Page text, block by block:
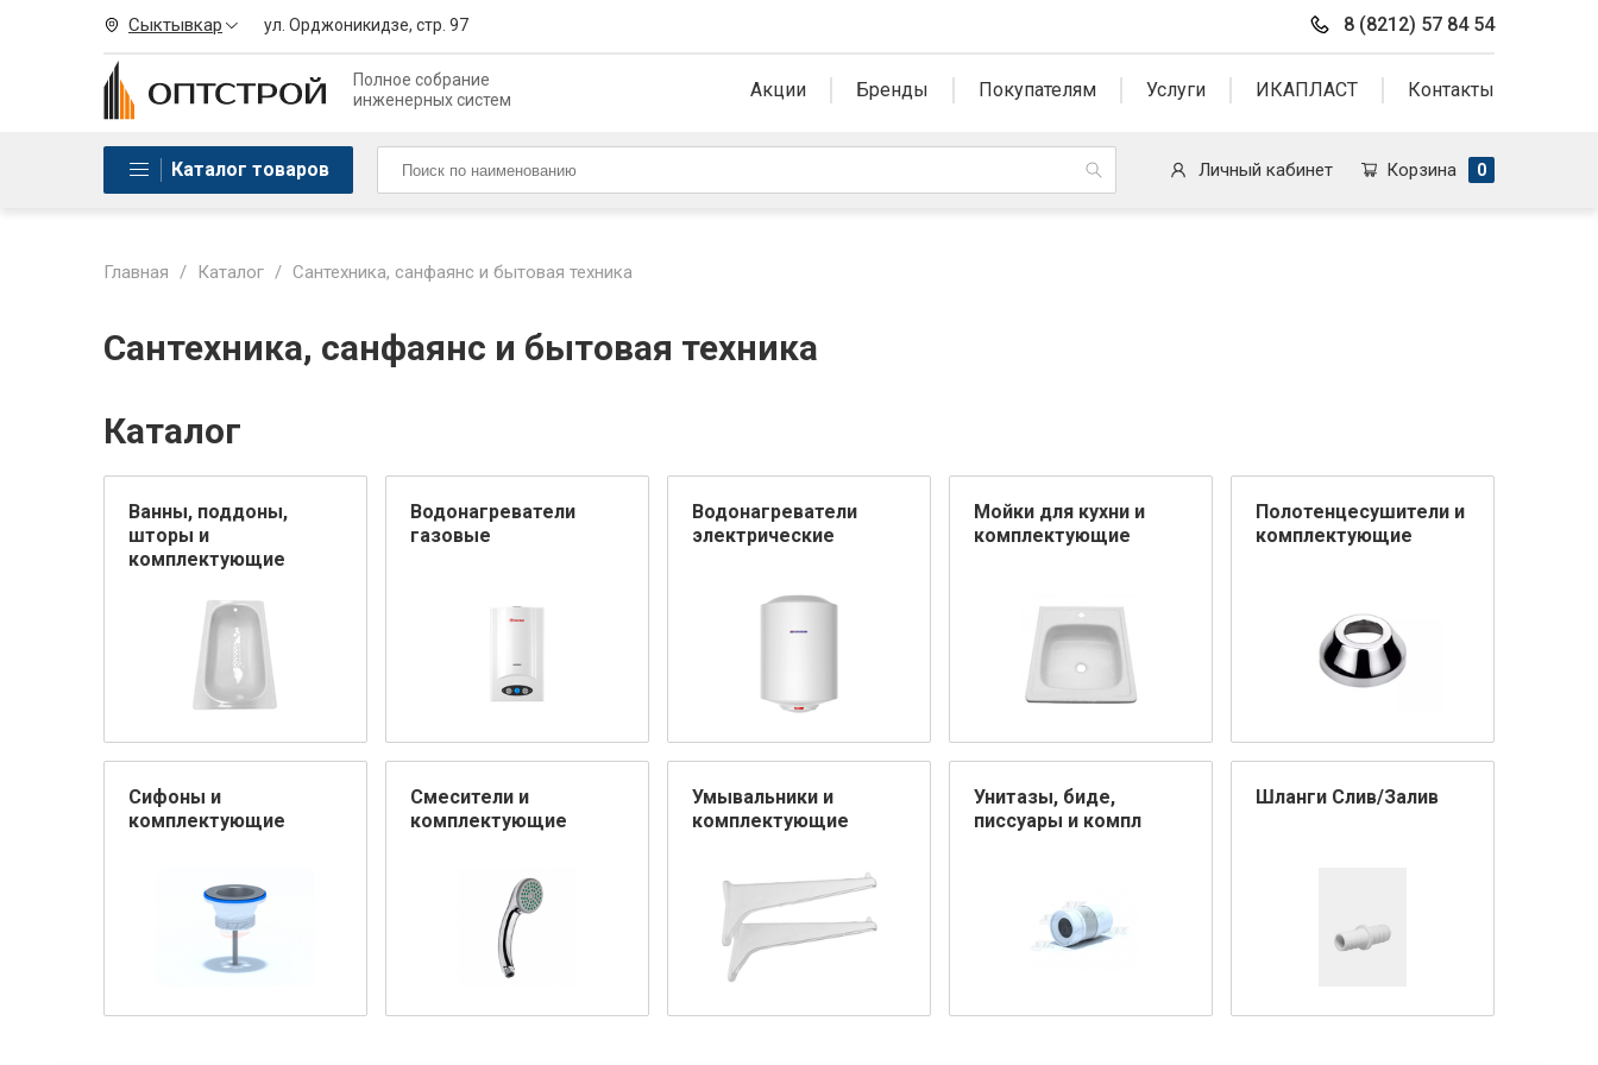
Сыктывкар ул. Орджоникидзе, стр. 97 8 (8212) 57 84 54
Полное собрание
инженерных систем
Акции Бренды Покупателям Услуги ИКАПЛАСТ Контакты
Каталог товаров Личный кабинет Корзина 0
Главная / Каталог / Сантехника, санфаянс и бытовая техника
Сантехника, санфаянс и бытовая техника
Каталог
Ванны, поддоны,
шторы и
комплектующие
Водонагреватели
газовые
Водонагреватели
электрические
Мойки для кухни и
комплектующие
Полотенцесушители и
комплектующие
Сифоны и
комплектующие
Смесители и
комплектующие
Умывальники и
комплектующие
Унитазы, биде,
писсуары и компл
Шланги Слив/Залив